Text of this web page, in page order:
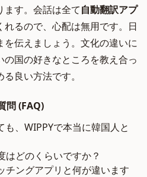
ます。会話は全て自動翻訳アプ
るので、心配は無用です。日
伝えましょう。文化の違いに
国の好きなところを教え合っ
良い方法です。
問 (FAQ)
、WIPPYで本当に韓国人と
はどのくらいですか？
チングアプリと何が違います